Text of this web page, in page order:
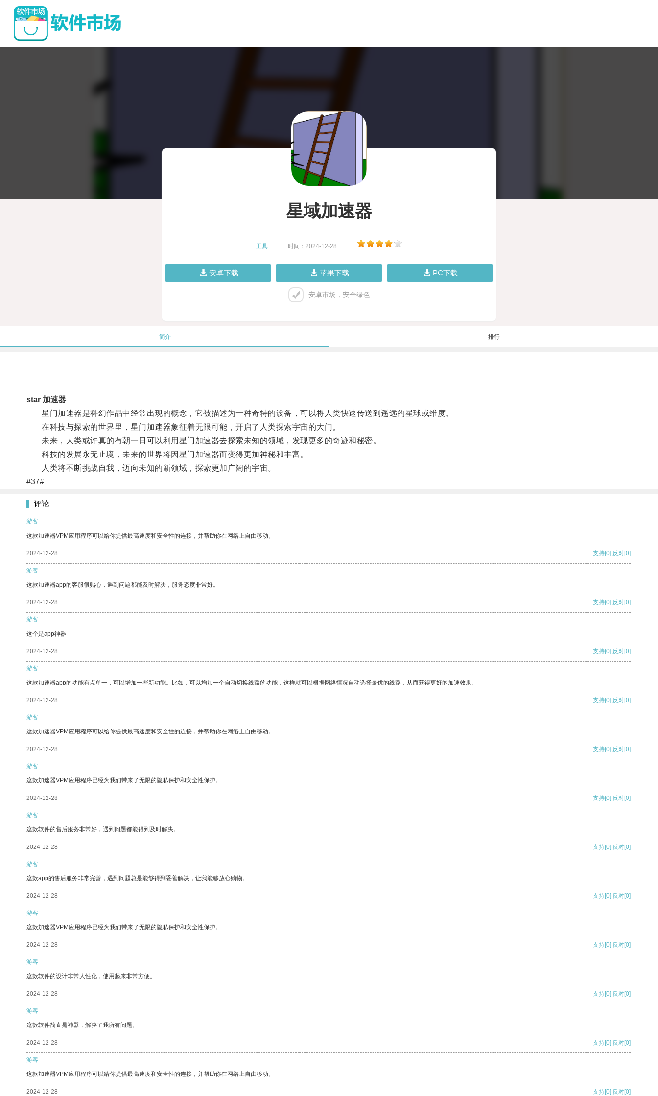
星域加速器
工具 时间：2024-12-28
安卓下载 苹果下载 PC下载
安卓市场，安全绿色
简介 排行
star 加速器
星门加速器是科幻作品中经常出现的概念，它被描述为一种奇特的设备，可以将人类快速传送到遥远的星球或维度。
在科技与探索的世界里，星门加速器象征着无限可能，开启了人类探索宇宙的大门。
未来，人类或许真的有朝一日可以利用星门加速器去探索未知的领域，发现更多的奇迹和秘密。
科技的发展永无止境，未来的世界将因星门加速器而变得更加神秘和丰富。
人类将不断挑战自我，迈向未知的新领域，探索更加广阔的宇宙。
#37#
评论
游客
这款加速器VPM应用程序可以给你提供最高速度和安全性的连接，并帮助你在网络上自由移动。
2024-12-28 支持[0] 反对[0]
游客
这款加速器app的客服很贴心，遇到问题都能及时解决，服务态度非常好。
2024-12-28 支持[0] 反对[0]
游客
这个是app神器
2024-12-28 支持[0] 反对[0]
游客
这款加速器app的功能有点单一，可以增加一些新功能。比如，可以增加一个自动切换线路的功能，这样就可以根据网络情况自动选择最优的线路，从而获得更好的加速效果。
2024-12-28 支持[0] 反对[0]
游客
这款加速器VPM应用程序可以给你提供最高速度和安全性的连接，并帮助你在网络上自由移动。
2024-12-28 支持[0] 反对[0]
游客
这款加速器VPM应用程序已经为我们带来了无限的隐私保护和安全性保护。
2024-12-28 支持[0] 反对[0]
游客
这款软件的售后服务非常好，遇到问题都能得到及时解决。
2024-12-28 支持[0] 反对[0]
游客
这款app的售后服务非常完善，遇到问题总是能够得到妥善解决，让我能够放心购物。
2024-12-28 支持[0] 反对[0]
游客
这款加速器VPM应用程序已经为我们带来了无限的隐私保护和安全性保护。
2024-12-28 支持[0] 反对[0]
游客
这款软件的设计非常人性化，使用起来非常方便。
2024-12-28 支持[0] 反对[0]
游客
这款软件简直是神器，解决了我所有问题。
2024-12-28 支持[0] 反对[0]
游客
这款加速器VPM应用程序可以给你提供最高速度和安全性的连接，并帮助你在网络上自由移动。
2024-12-28 支持[0] 反对[0]